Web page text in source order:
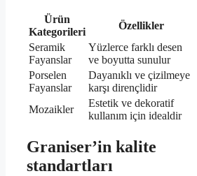
Ürün
Kategorileri
Özellikler
Seramik
Fayanslar
Yüzlerce farklı desen
ve boyutta sunulur
Porselen
Fayanslar
Dayanıklı ve çizilmeye
karşı dirençlidir
Mozaikler
Estetik ve dekoratif
kullanım için idealdir
Graniser’in kalite
standartları